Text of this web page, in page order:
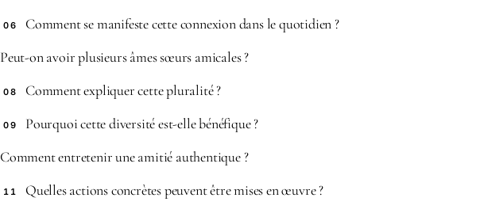
06 Comment se manifeste cette connexion dans le quotidien ?
Peut-on avoir plusieurs âmes sœurs amicales ?
08 Comment expliquer cette pluralité ?
09 Pourquoi cette diversité est-elle bénéfique ?
Comment entretenir une amitié authentique ?
11 Quelles actions concrètes peuvent être mises en œuvre ?